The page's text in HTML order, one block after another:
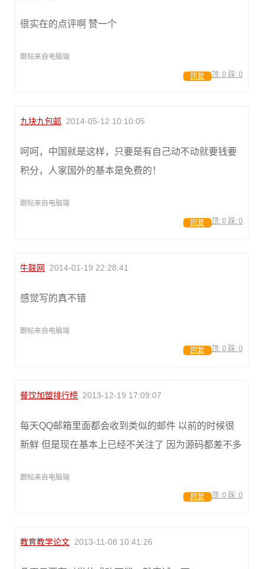
很实在的点评啊 赞一个
跟帖来自电脑端
顶: 0 踩: 0
回复
九块九包邮 2014-05-12 10:10:05
呵呵，中国就是这样，只要是有自己动不动就要钱要
积分，人家国外的基本是免费的！
跟帖来自电脑端
顶: 0 踩: 0
回复
牛联网 2014-01-19 22:28:41
感觉写的真不错
跟帖来自电脑端
顶: 0 踩: 0
回复
餐饮加盟排行榜 2013-12-19 17:09:07
每天QQ邮箱里面都会收到类似的邮件 以前的时候很
新鲜 但是现在基本上已经不关注了 因为源码都差不多
跟帖来自电脑端
顶: 0 踩: 0
回复
教育教学论文 2013-11-08 10:41:26